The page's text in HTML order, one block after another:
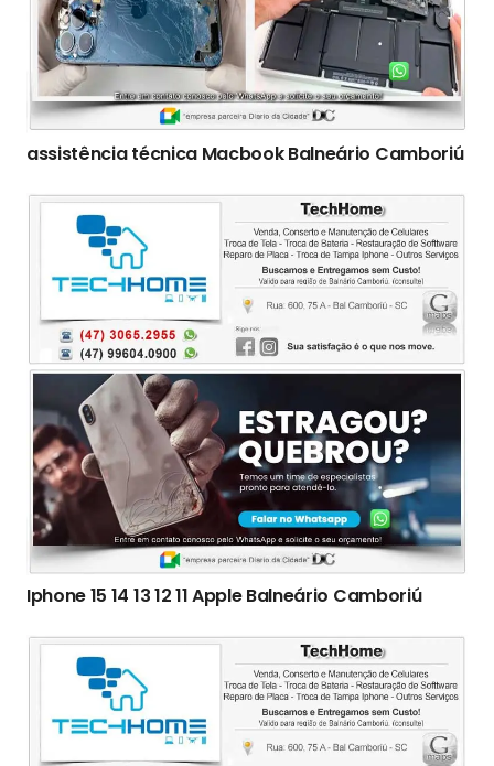
assistência técnica Macbook Balneário Camboriú
Iphone 15 14 13 12 11 Apple Balneário Camboriú